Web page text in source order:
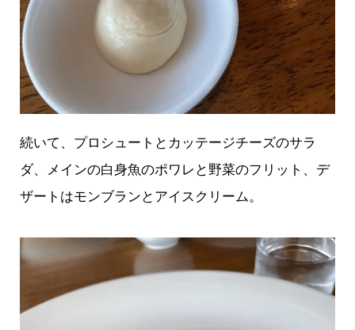
続いて、プロシュートとカッテージチーズのサラ
ダ、メインの白身魚のポワレと野菜のフリット、デ
ザートはモンブランとアイスクリーム。